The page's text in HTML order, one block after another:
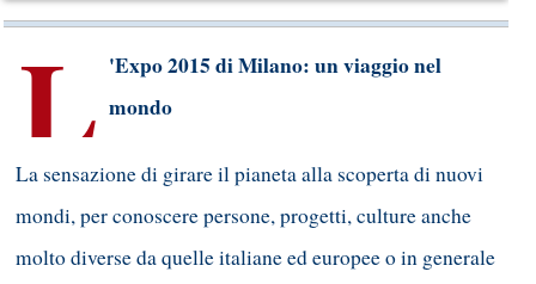
L 'Expo 2015 di Milano: un viaggio nel
mondo
La sensazione di girare il pianeta alla scoperta di nuovi
mondi, per conoscere persone, progetti, culture anche
molto diverse da quelle italiane ed europee o in generale